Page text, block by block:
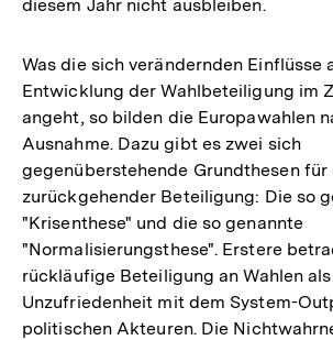
diesem Jahr nicht ausbleiben.
Was die sich verändernden Einflüsse
Entwicklung der Wahlbeteiligung im
angeht, so bilden die Europawahlen
Ausnahme. Dazu gibt es zwei sich
gegenüberstehende Grundthesen für
zurückgehender Beteiligung: Die so
"Krisenthese" und die so genannte
"Normalisierungsthese". Erstere
rückläufige Beteiligung an Wahlen
Unzufriedenheit mit dem System-
politischen Akteuren. Die